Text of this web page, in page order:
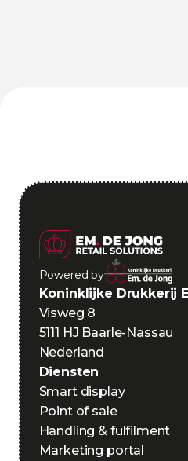
Powered by
Koninklijke Drukkerij
Visweg 8
5111 HJ Baarle-Nassau
Nederland
Diensten
Smart display
Point of sale
Handling & fulfilment
Marketing portal